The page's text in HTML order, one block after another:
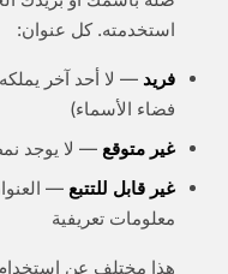
استخدمته. كل عنوان:
فريد — لا أحد آخر
فضاء الأسماء)
غير متوقع — لا يوجد
غير قابل للتتبع —
معلومات تعريفية
هذا مختلف عن